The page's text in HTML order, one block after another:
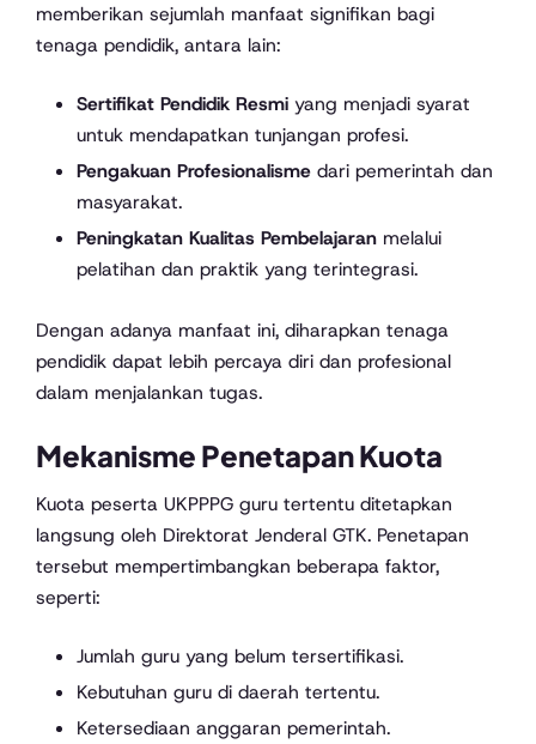
memberikan sejumlah manfaat signifikan bagi
tenaga pendidik, antara lain:
Sertifikat Pendidik Resmiyang menjadi syarat
untuk mendapatkan tunjangan profesi.
Pengakuan Profesionalismedari pemerintah dan
masyarakat.
Peningkatan Kualitas Pembelajaranmelalui
pelatihan dan praktik yang terintegrasi.
Dengan adanya manfaat ini, diharapkan tenaga
pendidik dapat lebih percaya diri dan profesional
dalam menjalankan tugas.
Mekanisme Penetapan Kuota
Kuota peserta UKPPPG guru tertentu ditetapkan
langsung oleh Direktorat Jenderal GTK. Penetapan
tersebut mempertimbangkan beberapa faktor,
seperti:
Jumlah guru yang belum tersertifikasi.
Kebutuhan guru di daerah tertentu.
Ketersediaan anggaran pemerintah.